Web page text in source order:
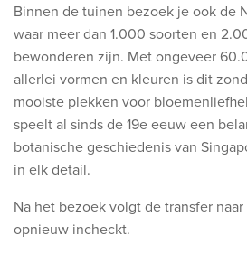
Binnen de tuinen bezoek je ook de
waar meer dan 1.000 soorten en
bewonderen zijn. Met ongeveer
allerlei vormen en kleuren is dit
mooiste plekken voor
speelt al sinds de 19e eeuw een
botanische geschiedenis van
in elk detail.
Na het bezoek volgt de transfer
opnieuw incheckt.